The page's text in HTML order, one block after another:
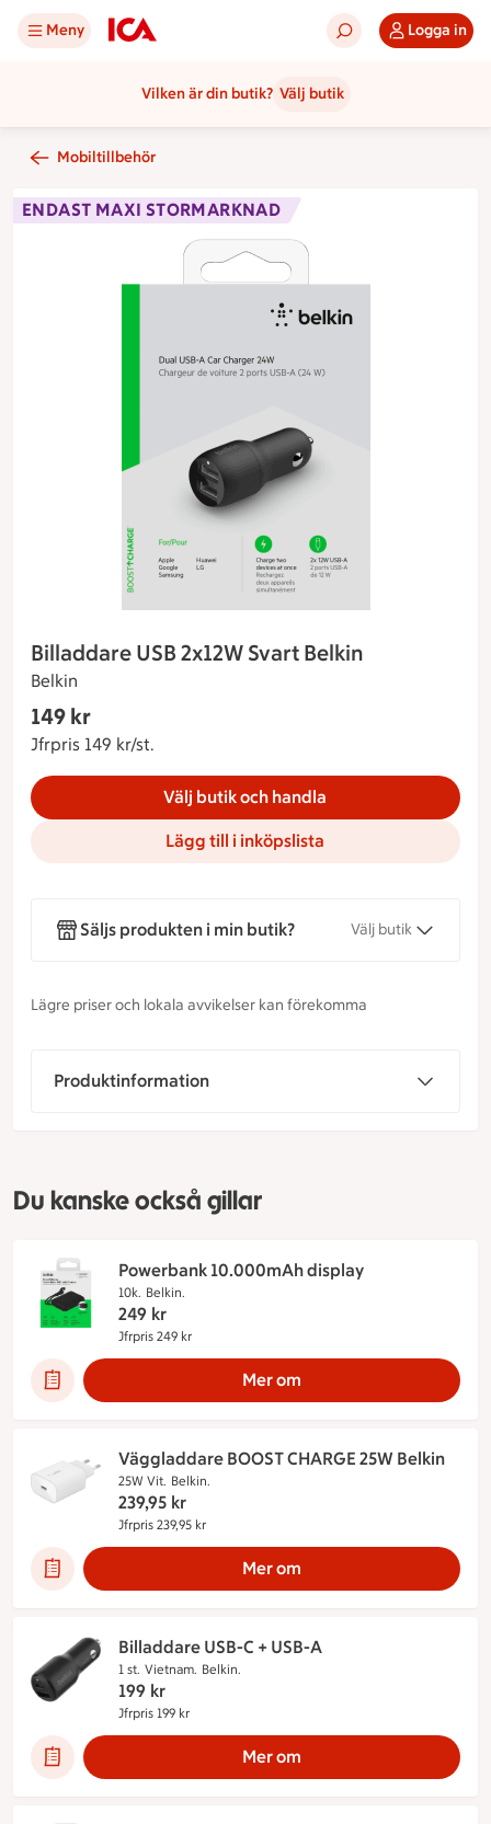
Meny Logga in
Vilken är din butik? Välj butik
Mobiltillbehör
ENDAST MAXI STORMARKNAD
Billaddare USB 2x12W Svart Belkin
Belkin
149 kr
Jfrpris 149 kr/st.
Välj butik och handla
Lägg till i inköpslista
Säljs produkten i min butik? Välj butik
Lägre priser och lokala avvikelser kan förekomma
Produktinformation
Du kanske också gillar
Powerbank 10.000mAh display
10k. Belkin.
249 kr
Jfrpris 249 kr
Mer om
Väggladdare BOOST CHARGE 25W Belkin
25W Vit. Belkin.
239,95 kr
Jfrpris 239,95 kr
Mer om
Billaddare USB-C + USB-A
1 st. Vietnam. Belkin.
199 kr
Jfrpris 199 kr
Mer om